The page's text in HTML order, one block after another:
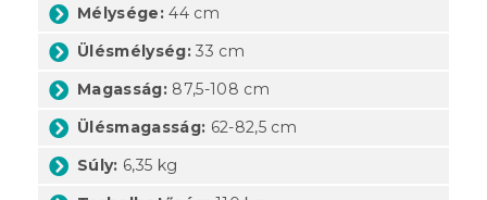
Mélysége: 44 cm
Ülésmélység: 33 cm
Magasság: 87,5-108 cm
Ülésmagasság: 62-82,5 cm
Súly: 6,35 kg